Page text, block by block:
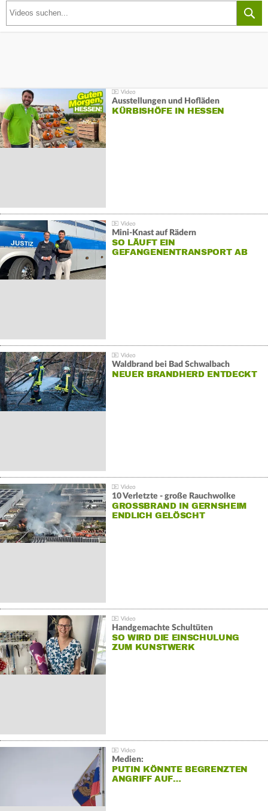
Ausstellungen und Hofläden
KÜRBISHÖFE IN HESSEN
Mini-Knast auf Rädern
SO LÄUFT EIN
GEFANGENENTRANSPORT AB
Waldbrand bei Bad Schwalbach
NEUER BRANDHERD ENTDECKT
10 Verletzte - große Rauchwolke
GROSSBRAND IN GERNSHEIM E
NDLICH GELÖSCHT
Handgemachte Schultüten
SO WIRD DIE EINSCHULUNG
ZUM KUNSTWERK
Medien:
PUTIN KÖNNTE BEGRENZTEN
ANGRIFF AUF…